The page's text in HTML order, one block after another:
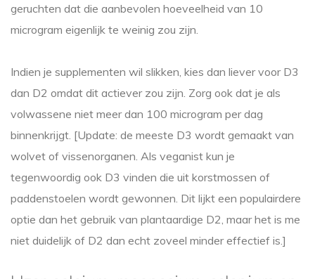
geruchten dat die aanbevolen hoeveelheid van 10
microgram eigenlijk te weinig zou zijn.
Indien je supplementen wil slikken, kies dan liever voor D3
dan D2 omdat dit actiever zou zijn. Zorg ook dat je als
volwassene niet meer dan 100 microgram per dag
binnenkrijgt. [Update: de meeste D3 wordt gemaakt van
wolvet of vissenorganen. Als veganist kun je
tegenwoordig ook D3 vinden die uit korstmossen of
paddenstoelen wordt gewonnen. Dit lijkt een populairdere
optie dan het gebruik van plantaardige D2, maar het is me
niet duidelijk of D2 dan echt zoveel minder effectief is.]